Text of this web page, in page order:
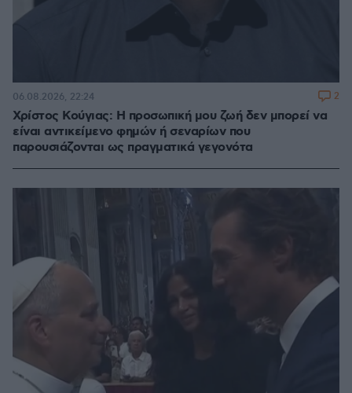
Χρίστος Κούγιας: Η προσωπική μου ζωή δεν μπορεί να
είναι αντικείμενο φημών ή σεναρίων που
παρουσιάζονται ως πραγματικά γεγονότα
06.08.2026, 22:24 2